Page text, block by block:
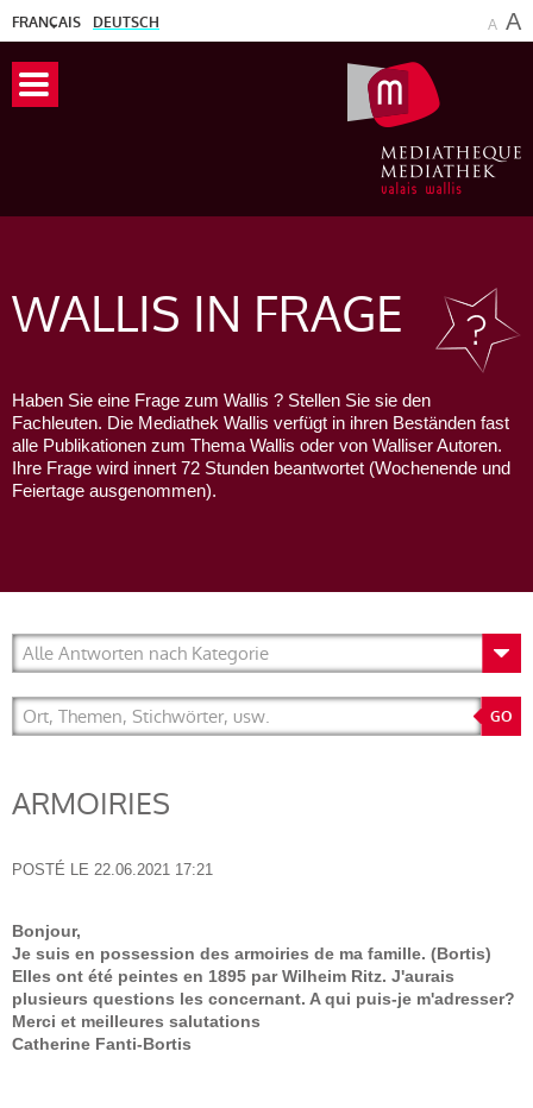
FRANÇAIS DEUTSCH A A
WALLIS IN FRAGE
Haben Sie eine Frage zum Wallis ? Stellen Sie sie den
Fachleuten. Die Mediathek Wallis verfügt in ihren Beständen fast
alle Publikationen zum Thema Wallis oder von Walliser Autoren.
Ihre Frage wird innert 72 Stunden beantwortet (Wochenende und
Feiertage ausgenommen).
ARMOIRIES
POSTÉ LE 22.06.2021 17:21
Bonjour,
Je suis en possession des armoiries de ma famille. (Bortis)
Elles ont été peintes en 1895 par Wilheim Ritz. J'aurais
plusieurs questions les concernant. A qui puis-je m'adresser?
Merci et meilleures salutations
Catherine Fanti-Bortis